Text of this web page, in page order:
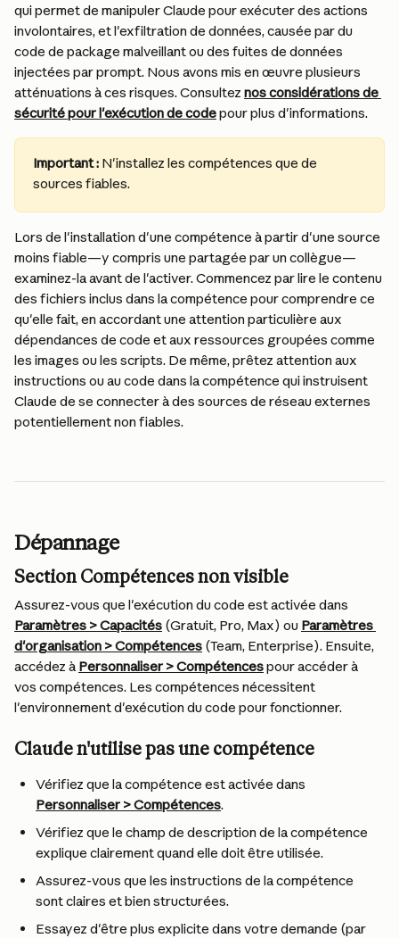
qui permet de manipuler Claude pour exécuter des actions
involontaires, et l'exfiltration de données, causée par du
code de package malveillant ou des fuites de données
injectées par prompt. Nous avons mis en œuvre plusieurs
atténuations à ces risques. Consultez nos considérations de
sécurité pour l'exécution de code pour plus d'informations.
Important : N'installez les compétences que de
sources fiables.
Lors de l'installation d'une compétence à partir d'une source
moins fiable—y compris une partagée par un collègue—
examinez-la avant de l'activer. Commencez par lire le contenu
des fichiers inclus dans la compétence pour comprendre ce
qu'elle fait, en accordant une attention particulière aux
dépendances de code et aux ressources groupées comme
les images ou les scripts. De même, prêtez attention aux
instructions ou au code dans la compétence qui instruisent
Claude de se connecter à des sources de réseau externes
potentiellement non fiables.
Dépannage
Section Compétences non visible
Assurez-vous que l'exécution du code est activée dans
Paramètres > Capacités (Gratuit, Pro, Max) ou Paramètres
d'organisation > Compétences (Team, Enterprise). Ensuite,
accédez à Personnaliser > Compétences pour accéder à
vos compétences. Les compétences nécessitent
l'environnement d'exécution du code pour fonctionner.
Claude n'utilise pas une compétence
Vérifiez que la compétence est activée dans
Personnaliser > Compétences.
Vérifiez que le champ de description de la compétence
explique clairement quand elle doit être utilisée.
Assurez-vous que les instructions de la compétence
sont claires et bien structurées.
Essayez d'être plus explicite dans votre demande (par